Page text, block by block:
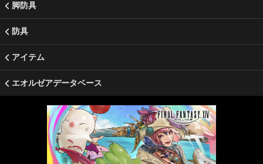
脚防具
防具
アイテム
エオルゼアデータベース